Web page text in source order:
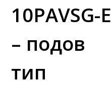
10PAVSG-E
– подов
тип